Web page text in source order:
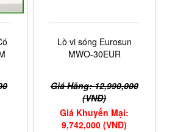
Lò vi sóng Eurosun
MWO-30EUR
Giá Hãng: 12,990,000
(VNĐ)
Giá Khuyến Mại:
9,742,000 (VNĐ)